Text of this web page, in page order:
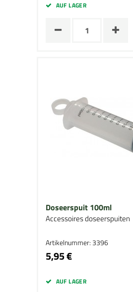
AUF LAGER
Doseerspuit 100ml
Accessoires doseerspuiten
Artikelnummer: 3396
5,95 €
AUF LAGER